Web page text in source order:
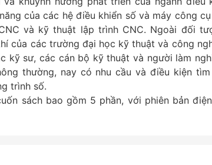
của các hệ điều khiển số và máy công
và kỹ thuật lập trình CNC. Ngoài đối
của các trường đại học kỹ thuật và công
kỹ sư, các cán bộ kỹ thuật và người làm
thường, nay có nhu cầu và điều kiện
trình số.
sách bao gồm 5 phần, với phiên bản